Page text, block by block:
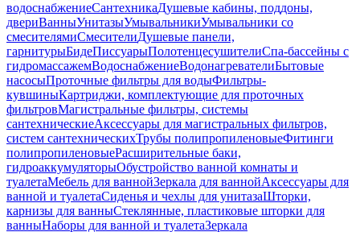
водоснабжениеСантехникаДушевые кабины, поддоны,
двериВанныУнитазыУмывальникиУмывальники со
смесителямиСмесителиДушевые панели,
гарнитурыБидеПиссуарыПолотенцесушителиСпа-бассейны с
гидромассажемВодоснабжениеВодонагревателиБытовые
насосыПроточные фильтры для водыФильтры-
кувшиныКартриджи, комплектующие для проточных
фильтровМагистральные фильтры, системы
сантехническиеАксессуары для магистральных фильтров,
систем сантехническихТрубы полипропиленовыеФитинги
полипропиленовыеРасширительные баки,
гидроаккумуляторыОбустройство ванной комнаты и
туалетаМебель для ваннойЗеркала для ваннойАксессуары для
ванной и туалетаСиденья и чехлы для унитазаШторки,
карнизы для ванныСтеклянные, пластиковые шторки для
ванныНаборы для ванной и туалетаЗеркала